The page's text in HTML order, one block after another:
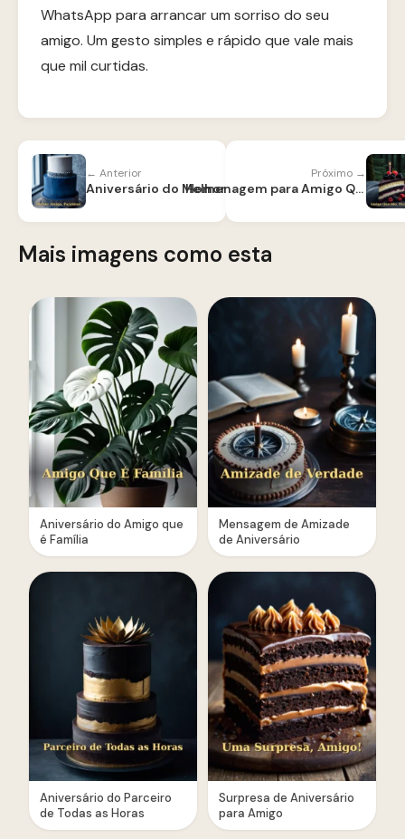
WhatsApp para arrancar um sorriso do seu
amigo. Um gesto simples e rápido que vale mais
que mil curtidas.
← Anterior
Aniversário do Melhor Amigo
Próximo →
Homenagem para Amigo Querido
Mais imagens como esta
Aniversário do Amigo que
é Família
Aniversário do Parceiro
de Todas as Horas
Mensagem de Amizade
de Aniversário
Surpresa de Aniversário
para Amigo